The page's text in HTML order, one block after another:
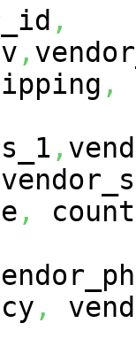
,
,
,
,
,
,